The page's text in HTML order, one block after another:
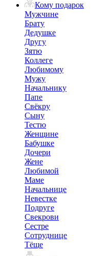
Кому подарок
Мужчине
Брату
Дедушке
Другу
Зятю
Коллеге
Любимому
Мужу
Начальнику
Папе
Свёкру
Сыну
Тестю
Женщине
Бабушке
Дочери
Жене
Любимой
Маме
Начальнице
Невестке
Подруге
Свекрови
Сестре
Сотруднице
Тёще